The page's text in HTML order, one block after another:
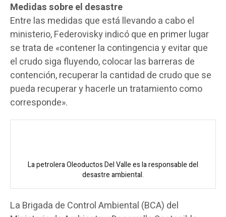
Medidas sobre el desastre
Entre las medidas que está llevando a cabo el
ministerio, Federovisky indicó que en primer lugar
se trata de «contener la contingencia y evitar que
el crudo siga fluyendo, colocar las barreras de
contención, recuperar la cantidad de crudo que se
pueda recuperar y hacerle un tratamiento como
corresponde».
La petrolera Oleoductos Del Valle es la responsable del
desastre ambiental.
La Brigada de Control Ambiental (BCA) del